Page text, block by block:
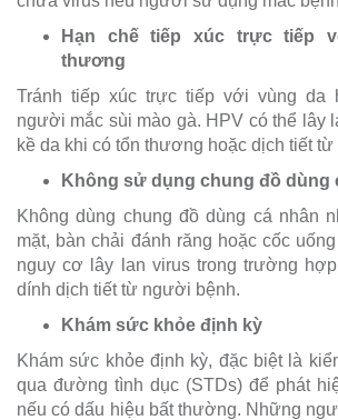
Hạn chế tiếp xúc trực tiếp
thương
Tránh tiếp xúc trực tiếp với vùng da
người mắc sùi mào gà. HPV có thể lây
kề da khi có tổn thương hoặc dịch tiết từ
Không sử dụng chung đồ dùng
Không dùng chung đồ dùng cá nhân
mặt, bàn chải đánh răng hoặc cốc
nguy cơ lây lan virus trong trường
dính dịch tiết từ người bệnh.
Khám sức khỏe định kỳ
Khám sức khỏe định kỳ, đặc biệt là
qua đường tình dục (STDs) để phát
nếu có dấu hiệu bất thường. Những